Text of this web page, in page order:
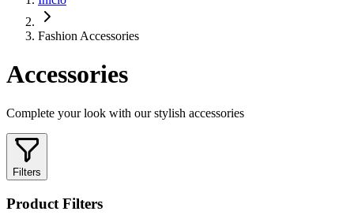
Fashion Accessories
Accessories
Complete your look with our stylish accessories
Filters
Product Filters